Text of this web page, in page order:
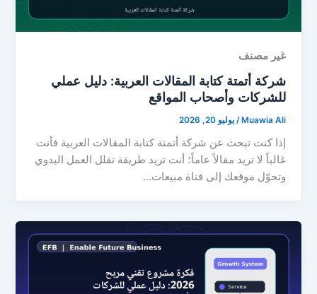
غير مصنف
شركة أتمتة كتابة المقالات العربية: دليل عملي
للشركات وأصحاب المواقع
Muawia Ali
/يوليو 20, 2026
إذا كنت تبحث عن شركة أتمتة كتابة المقالات العربية فأنت
غالباً لا تريد مقالاً عاماً؛ أنت تريد طريقة تقلل العمل اليدوي
وتحوّل موقعك إلى قناة مبيعات…